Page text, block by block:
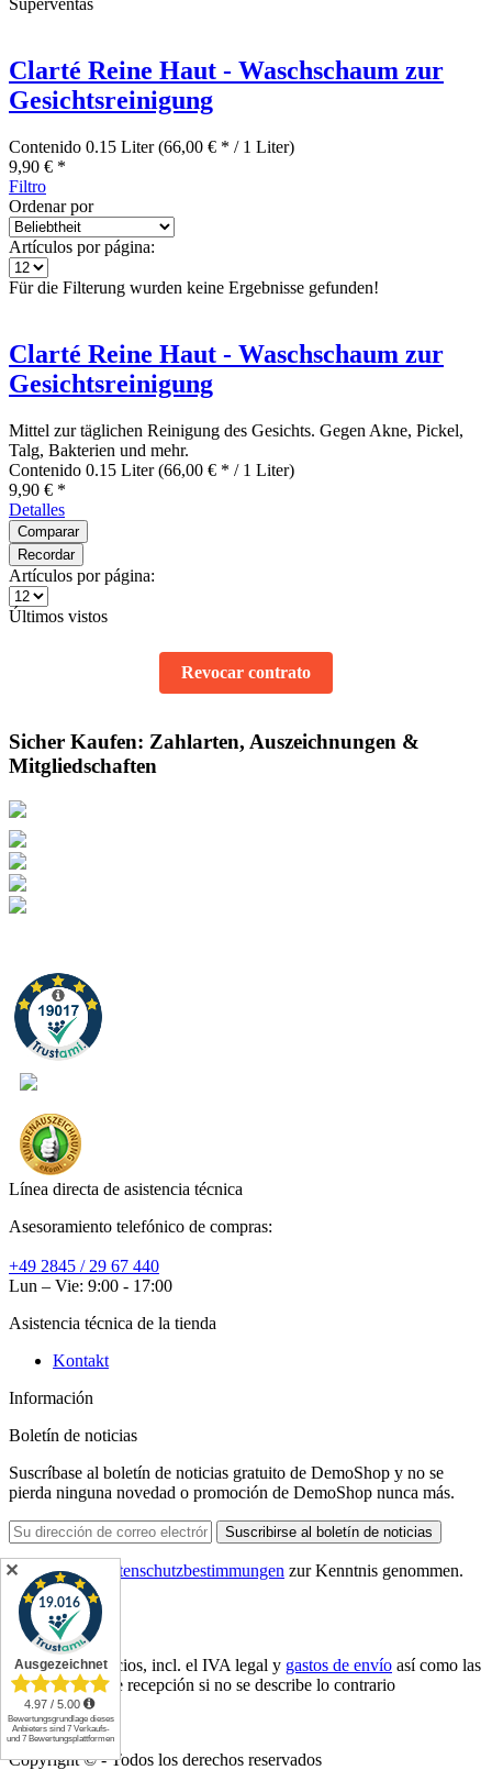
Superventas
Clarté Reine Haut - Waschschaum zur
Gesichtsreinigung
Contenido 0.15 Liter(66,00 € * / 1 Liter)
9,90 € *
Filtro
Ordenar por
Artículos por página:
Für die Filterung wurden keine Ergebnisse gefunden!
Clarté Reine Haut - Waschschaum zur
Gesichtsreinigung
Mittel zur täglichen Reinigung des Gesichts. Gegen Akne, Pickel,
Talg, Bakterien und mehr.
Contenido 0.15 Liter(66,00 € * / 1 Liter)
9,90 € *
Detalles
Comparar
Recordar
Artículos por página:
Últimos vistos
✕
Revocar contrato
Sicher Kaufen: Zahlarten, Auszeichnungen &
Mitgliedschaften
Línea directa de asistencia técnica
Asesoramiento telefónico de compras:
+49 2845 / 29 67 440
Lun – Vie: 9:00 - 17:00
Asistencia técnica de la tienda
Kontakt
Información
Boletín de noticias
Suscríbase al boletín de noticias gratuito de DemoShop y no se
pierda ninguna novedad o promoción de DemoShop nunca más.
Suscribirse al boletín de noticias
Ich habe die Datenschutzbestimmungen zur Kenntnis genommen.
* Todos los precios, incl. el IVA legal y gastos de envío así como las
posibles tasas de recepción si no se describe lo contrario
Kontakt
Copyright © - Todos los derechos reservados